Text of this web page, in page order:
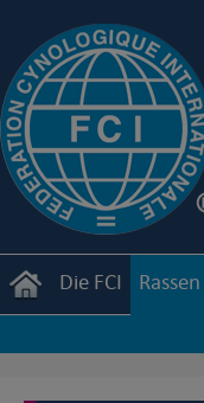
Die FCI Rassen